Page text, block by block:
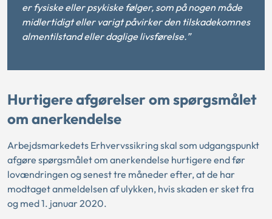
er fysiske eller psykiske følger, som på nogen måde
midlertidigt eller varigt påvirker den tilskadekomnes
almentilstand eller daglige livsførelse.”
Hurtigere afgørelser om spørgsmålet
om anerkendelse
Arbejdsmarkedets Erhvervssikring skal som udgangspunkt
afgøre spørgsmålet om anerkendelse hurtigere end før
lovændringen og senest tre måneder efter, at de har
modtaget anmeldelsen af ulykken, hvis skaden er sket fra
og med 1. januar 2020.